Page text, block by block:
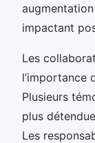
impactant
Les
l’importance
Plusieurs
plus
Les